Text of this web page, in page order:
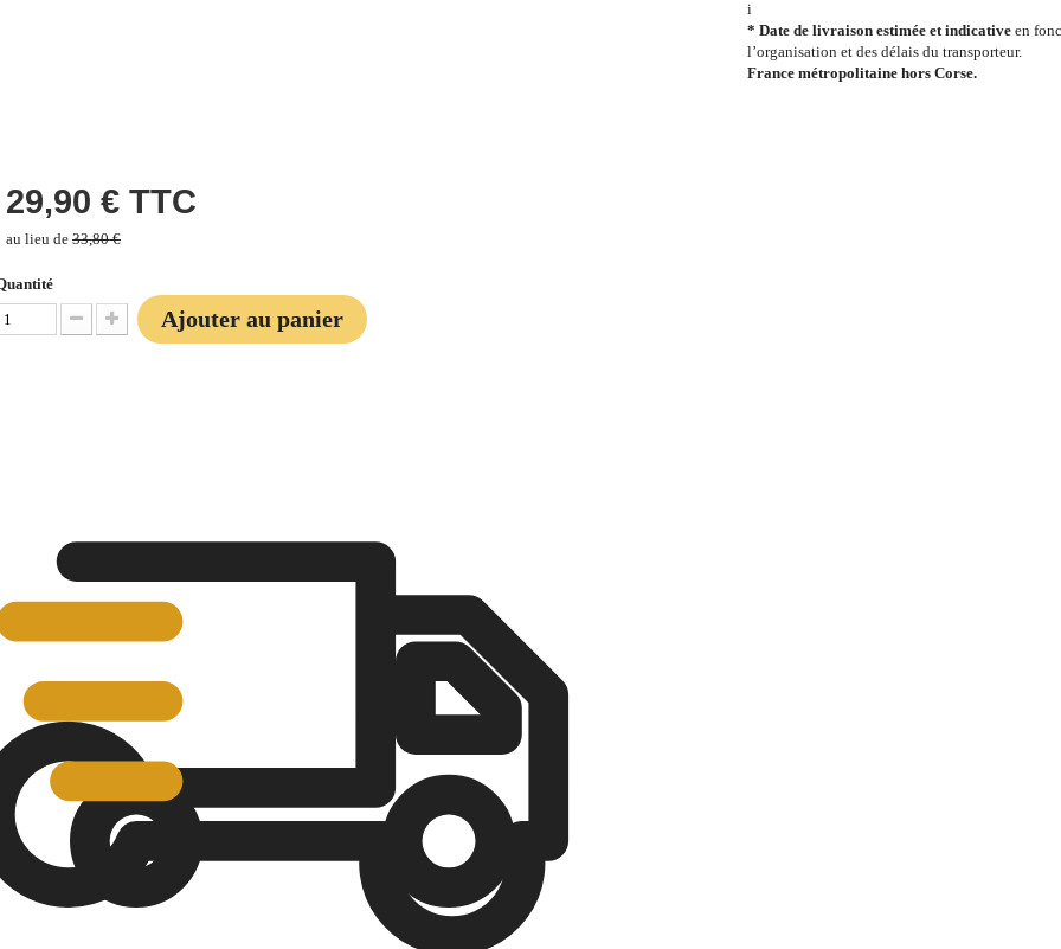
i
* Date de livraison estimée et indicativeen
l’organisation et des délais du transporteur.
France métropolitaine hors Corse.
29,90 € TTC
au lieu de 33,80 €
Diminuer la quantité
Augmenter la quantité
Ajouter au panier